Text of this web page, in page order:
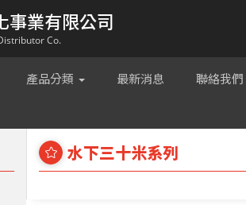
事業有限公司
Co.
產品分類 最新消息 聯絡我們
水下三十米系列